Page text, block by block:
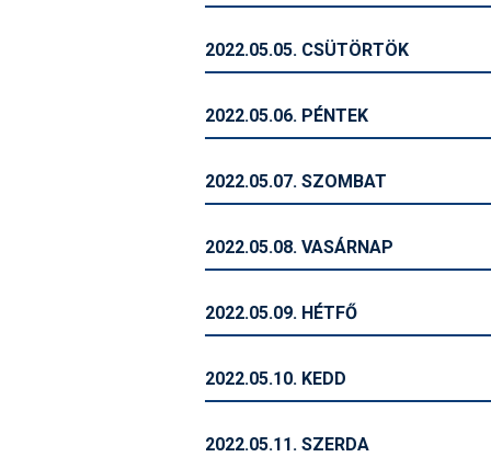
2022.05.05. CSÜTÖRTÖK
2022.05.06. PÉNTEK
2022.05.07. SZOMBAT
2022.05.08. VASÁRNAP
2022.05.09. HÉTFŐ
2022.05.10. KEDD
2022.05.11. SZERDA